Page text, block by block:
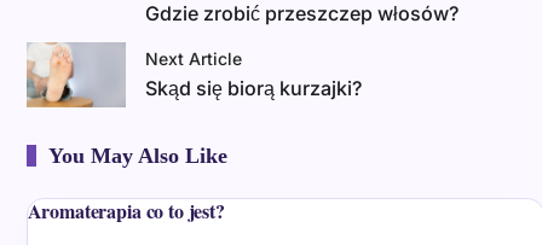
Gdzie zrobić przeszczep włosów?
Next Article
Skąd się biorą kurzajki?
You May Also Like
Aromaterapia co to jest?